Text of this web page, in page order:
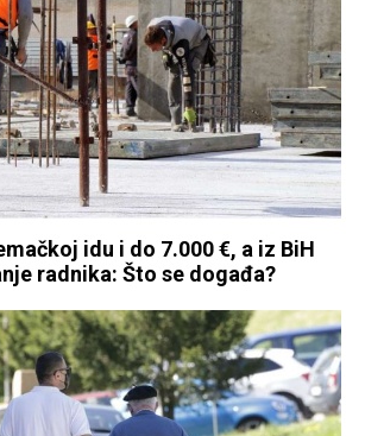
idu i do 7.000 €, a iz BiH
radnika: Što se događa?